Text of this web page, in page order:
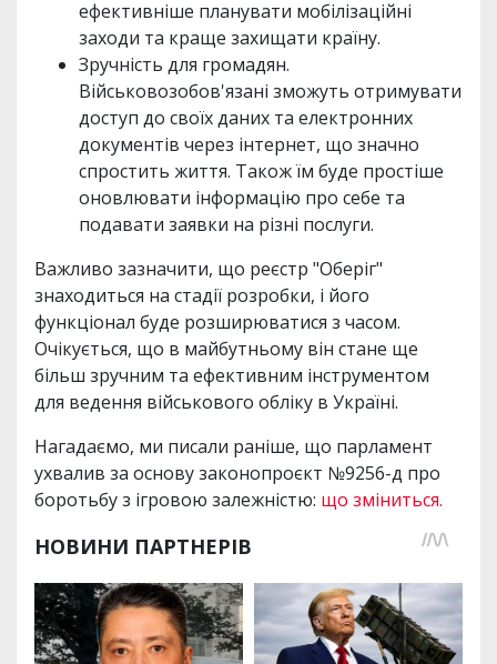
ефективніше планувати мобілізаційні
заходи та краще захищати країну.
Зручність для громадян.
Військовозобов'язані зможуть отримувати
доступ до своїх даних та електронних
документів через інтернет, що значно
спростить життя. Також їм буде простіше
оновлювати інформацію про себе та
подавати заявки на різні послуги.
Важливо зазначити, що реєстр "Оберіг"
знаходиться на стадії розробки, і його
функціонал буде розширюватися з часом.
Очікується, що в майбутньому він стане ще
більш зручним та ефективним інструментом
для ведення військового обліку в Україні.
Нагадаємо, ми писали раніше, що парламент
ухвалив за основу законопроєкт №9256-д про
боротьбу з ігровою залежністю: що зміниться.